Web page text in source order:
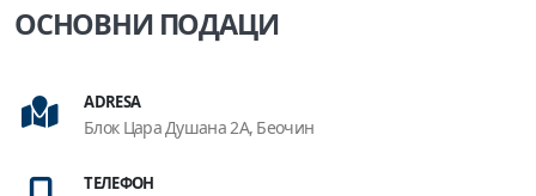
ОСНОВНИ ПОДАЦИ
ADRESA
Блок Цара Душана 2А, Беочин
ТЕЛЕФОН